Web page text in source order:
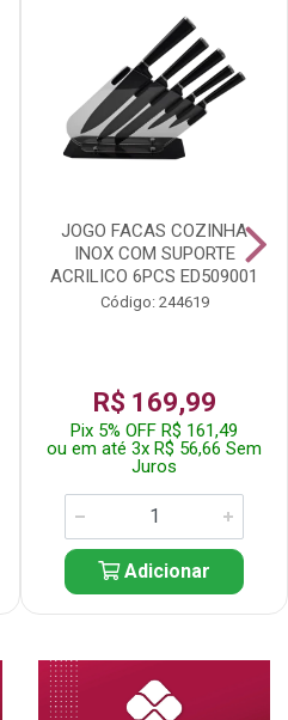
JOGO FACAS COZINHA
INOX COM SUPORTE
ACRILICO 6PCS ED509001
Código: 244619
R$ 169,99
Pix 5% OFF R$ 161,49
ou em até 3x R$ 56,66 Sem
Juros
Adicionar